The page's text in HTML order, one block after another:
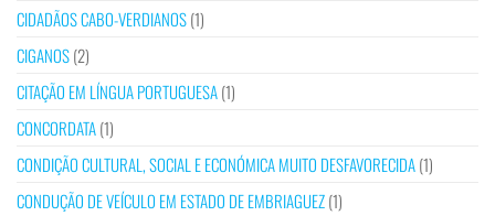
CIDADÃOS CABO-VERDIANOS(1)
CIGANOS(2)
CITAÇÃO EM LÍNGUA PORTUGUESA(1)
CONCORDATA(1)
CONDIÇÃO CULTURAL, SOCIAL E ECONÓMICA MUITO DESFAVORECIDA(1)
CONDUÇÃO DE VEÍCULO EM ESTADO DE EMBRIAGUEZ(1)